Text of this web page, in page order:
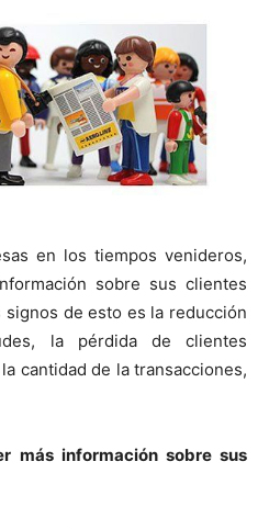
en los tiempos venideros,
sobre sus clientes
de esto es la reducción
la pérdida de clientes
cantidad de la transacciones,
más información sobre sus